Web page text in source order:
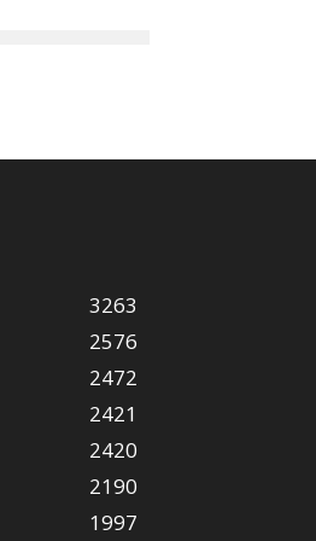
3263
2576
2472
2421
2420
2190
1997